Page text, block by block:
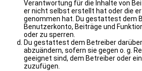
Verantwortung für die Inhalte von
er nicht selbst erstellt hat oder die
genommen hat. Du gestattest dem
Benutzerkonto, Beiträge und
oder zu sperren.
Du gestattest dem Betreiber
abzuändern, sofern sie gegen o. g.
geeignet sind, dem Betreiber oder
zuzufügen.